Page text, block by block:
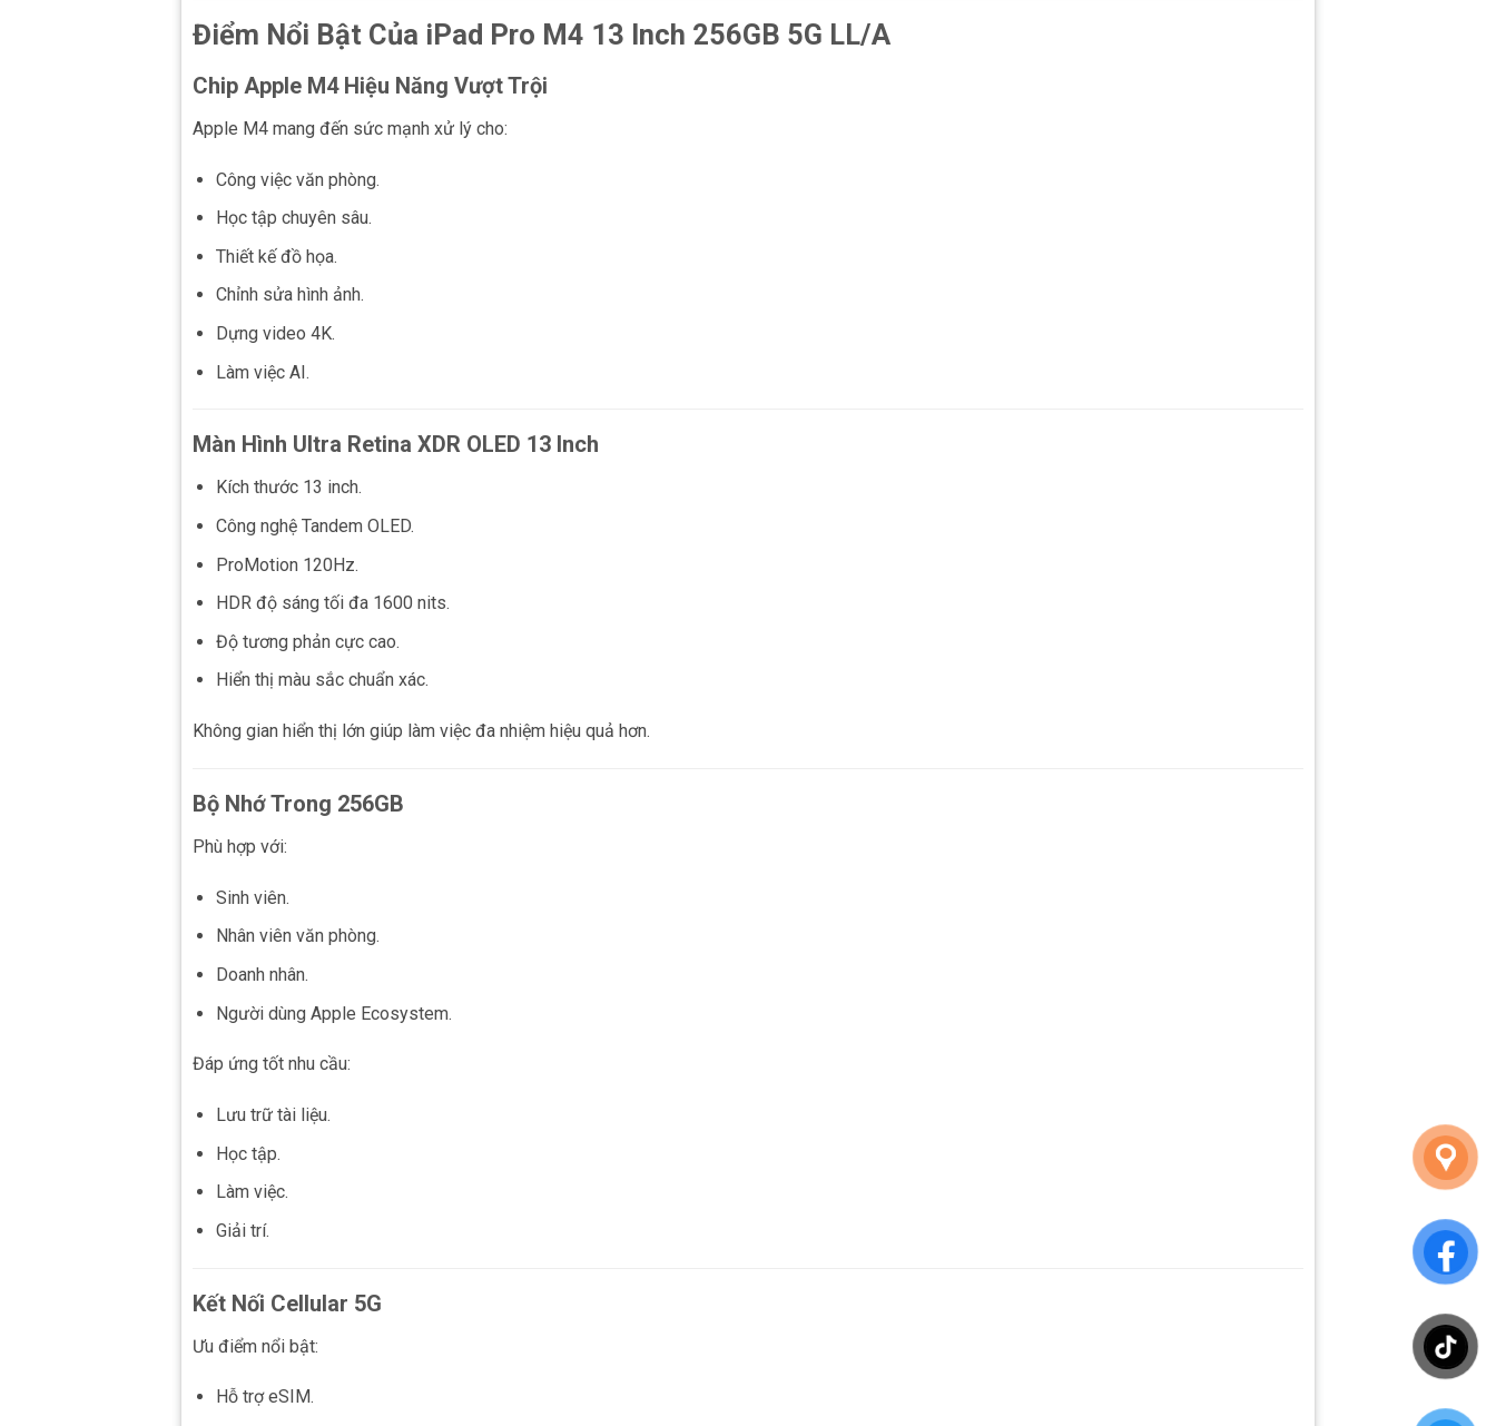
Điểm Nổi Bật Của iPad Pro M4 13 Inch 256GB 5G LL/A
Chip Apple M4 Hiệu Năng Vượt Trội
Apple M4 mang đến sức mạnh xử lý cho:
Công việc văn phòng.
Học tập chuyên sâu.
Thiết kế đồ họa.
Chỉnh sửa hình ảnh.
Dựng video 4K.
Làm việc AI.
Màn Hình Ultra Retina XDR OLED 13 Inch
Kích thước 13 inch.
Công nghệ Tandem OLED.
ProMotion 120Hz.
HDR độ sáng tối đa 1600 nits.
Độ tương phản cực cao.
Hiển thị màu sắc chuẩn xác.
Không gian hiển thị lớn giúp làm việc đa nhiệm hiệu quả hơn.
Bộ Nhớ Trong 256GB
Phù hợp với:
Sinh viên.
Nhân viên văn phòng.
Doanh nhân.
Người dùng Apple Ecosystem.
Đáp ứng tốt nhu cầu:
Lưu trữ tài liệu.
Học tập.
Làm việc.
Giải trí.
Kết Nối Cellular 5G
Ưu điểm nổi bật:
Hỗ trợ eSIM.